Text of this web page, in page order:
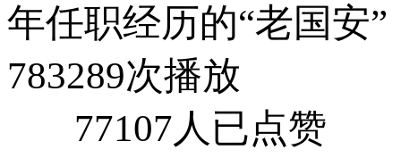
年任职经历的“老国安”
783289次播放
77107人已点赞